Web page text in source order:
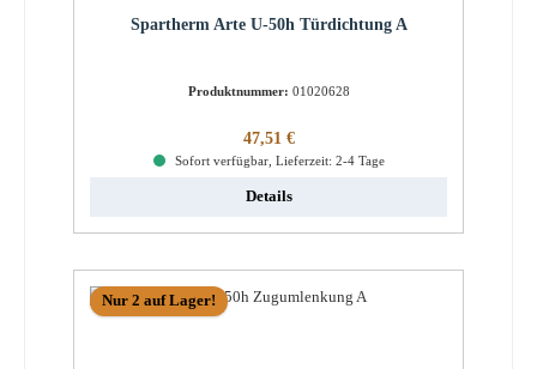
Spartherm Arte U-50h Türdichtung A
Produktnummer: 01020628
Regulärer Preis:
47,51 €
Sofort verfügbar, Lieferzeit: 2-4 Tage
Details
Nur 2 auf Lager!